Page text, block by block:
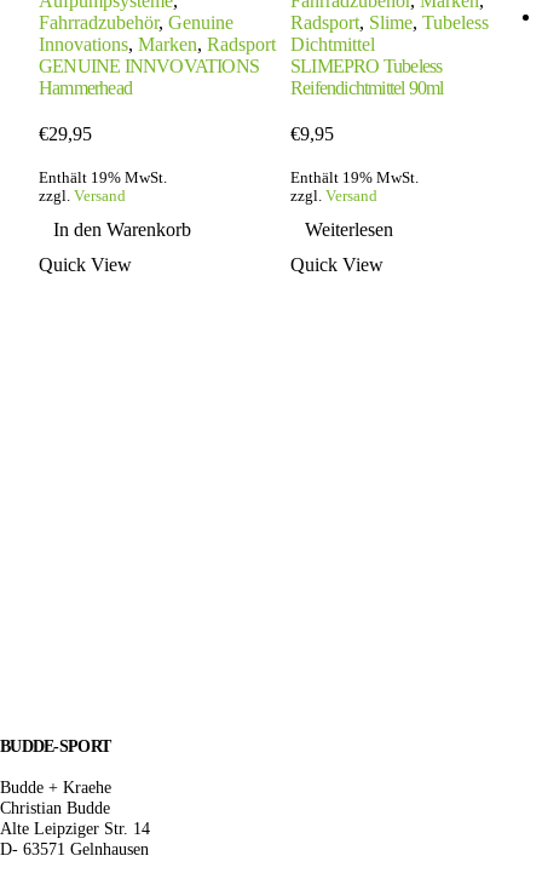
Fahrradzubehör, Genuine
Innovations, Marken, Radsport
GENUINE INNVOVATIONS
Hammerhead
€29,95
Enthält 19% MwSt.
zzgl. Versand
In den Warenkorb
Quick View
Radsport, Slime, Tubeless
Dichtmittel
SLIMEPRO Tubeless
Reifendichtmittel 90ml
€9,95
Enthält 19% MwSt.
zzgl. Versand
Weiterlesen
Quick View
BUDDE-SPORT
Budde + Kraehe
Christian Budde
Alte Leipziger Str. 14
D- 63571 Gelnhausen